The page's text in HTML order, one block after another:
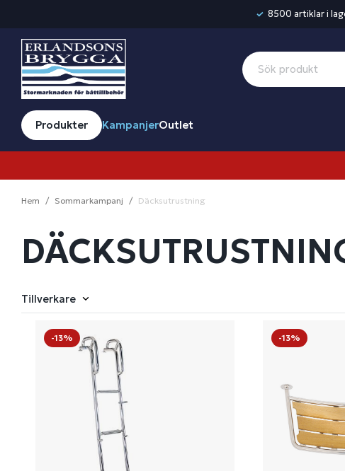
8500 artiklar i
Produkter KampanjerOutlet
Hem Sommarkampanj Däcksutrustning
Tillverkare
-13% -13%